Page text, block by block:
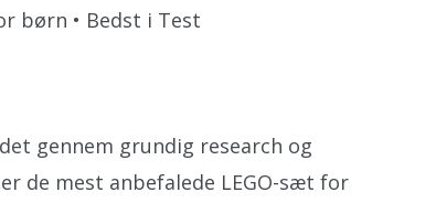
børn • Bedst i Test
gennem grundig research og
de mest anbefalede LEGO-sæt for